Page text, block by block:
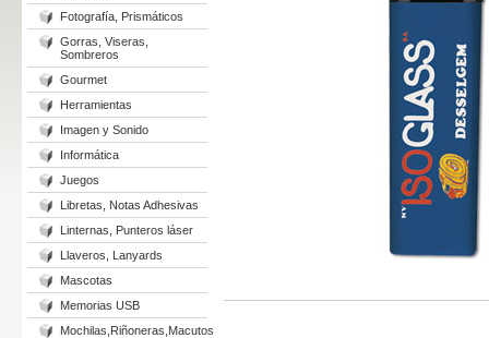
Fotografía, Prismáticos
Gorras, Viseras,
Sombreros
Gourmet
Herramientas
Imagen y Sonido
Informática
Juegos
Libretas, Notas Adhesivas
Linternas, Punteros láser
Llaveros, Lanyards
Mascotas
Memorias USB
Mochilas,Riñoneras,Macutos